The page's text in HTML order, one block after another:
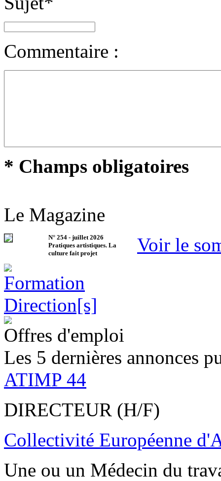
Commentaire :
* Champs obligatoires
Le Magazine
N° 254 - juillet 2026
Pratiques artistiques. La
culture fait projet
Voir le
Offres d'emploi
Les 5 dernières annonces
ATIMP 44
DIRECTEUR (H/F)
Collectivité Européenne
Une ou un Médecin du